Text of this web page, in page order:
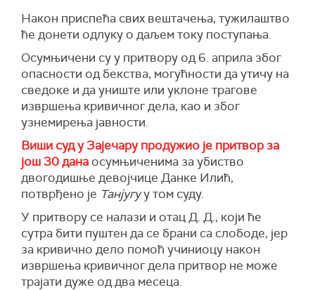
Након приспећа свих вештачења, тужилаштво
ће донети одлуку о даљем току поступања.
Осумњичени су у притвору од 6. априла због
опасности од бекства, могућности да утичу на
сведоке и да униште или уклоне трагове
извршења кривичног дела, као и због
узнемирења јавности.
Виши суд у Зајечару продужио је притвор за
још 30 дана осумњиченима за убиство
двогодишње девојчице Данке Илић,
потврђено је Танјугуу том суду.
У притвору се налази и отац Д. Д., који ће
сутра бити пуштен да се брани са слободе, јер
за кривично дело помоћ учиниоцу након
извршења кривичног дела притвор не може
трајати дуже од два месеца.